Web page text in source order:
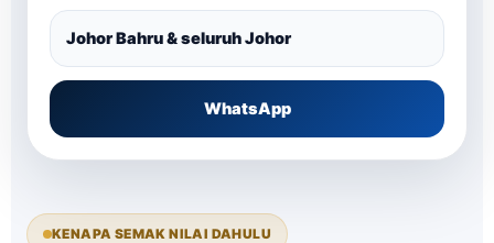
Johor Bahru & seluruh Johor
WhatsApp
KENAPA SEMAK NILAI DAHULU